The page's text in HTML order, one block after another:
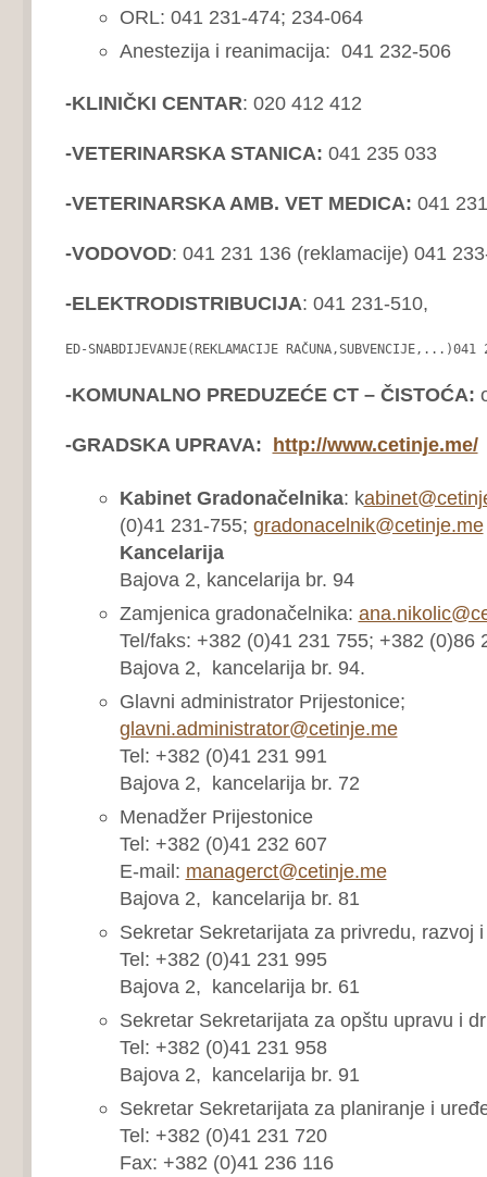
ORL: 041 231-474; 234-064
Anestezija i reanimacija: 041 232-506
-KLINIČKI CENTAR: 020 412 412
-VETERINARSKA STANICA: 041 235 033
-VETERINARSKA AMB. VET MEDICA: 041
-VODOVOD: 041 231 136 (reklamacije) 041
-ELEKTRODISTRIBUCIJA: 041 231-510,
ED-SNABDIJEVANJE(REKLAMACIJE
-KOMUNALNO PREDUZEĆE CT – ČISTOĆA:
-GRADSKA UPRAVA: http://www.cetinje.me/
Kabinet Gradonačelnika: k
(0)41 231-755; gradonacelnik@cetinje.me
Kancelarija
Bajova 2, kancelarija br. 94
Zamjenica gradonačelnika:
Tel/faks: +382 (0)41 231 755; +382 (0)86
Bajova 2, kancelarija br. 94.
Glavni administrator Prijestonice;
glavni.administrator@cetinje.me
Tel: +382 (0)41 231 991
Bajova 2, kancelarija br. 72
Menadžer Prijestonice
Tel: +382 (0)41 232 607
E-mail: managerct@cetinje.me
Bajova 2, kancelarija br. 81
Sekretar Sekretarijata za privredu, razvoj
Tel: +382 (0)41 231 995
Bajova 2, kancelarija br. 61
Sekretar Sekretarijata za opštu upravu i
Tel: +382 (0)41 231 958
Bajova 2, kancelarija br. 91
Sekretar Sekretarijata za planiranje i
Tel: +382 (0)41 231 720
Fax: +382 (0)41 236 116